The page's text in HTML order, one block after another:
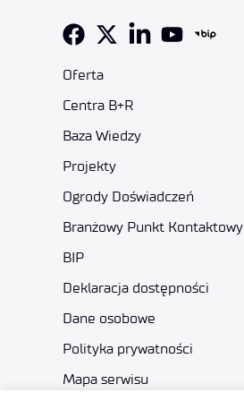
Oferta
Centra B+R
Baza Wiedzy
Projekty
Ogrody Doświadczeń
Branżowy Punkt Kontaktowy
BIP
Deklaracja dostępności
Dane osobowe
Polityka prywatności
Mapa serwisu